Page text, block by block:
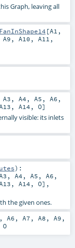
Graph, leaving all
FanInShape14 [A1 ,
A9 , A10 , A11 ,
A3 , A4 , A5 , A6 ,
, A14 , O]
visible: its inlets
) :
, A4 , A5 , A6 ,
, A14 , O],
the given ones.
, A6 , A7 , A8 , A9 ,
O